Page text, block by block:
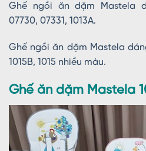
Ghế ngồi ăn dặm Mastela
07730, 07331, 1013A.
Ghế ngồi ăn dặm Mastela
1015B, 1015 nhiều màu.
Ghế ăn dặm Mastela